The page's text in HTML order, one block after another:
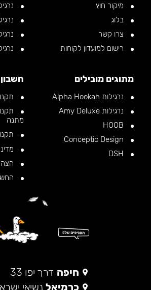
מיקור חוץ
בלוג
צרו קשר
רישום למועדון לקוחות
מתוגים מובילים
נרגילות Alpha Hookah
נרגילות Amy Deluxe
חשבון
מתנה
חיפה דרך יפו 33
כרמיאל נשיאי